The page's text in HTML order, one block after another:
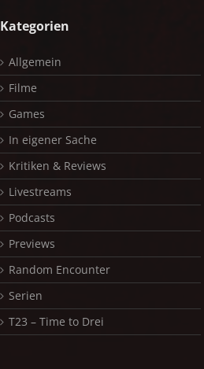
Kategorien
Allgemein
Filme
Games
In eigener Sache
Kritiken & Reviews
Livestreams
Podcasts
Previews
Random Encounter
Serien
T23 – Time to Drei